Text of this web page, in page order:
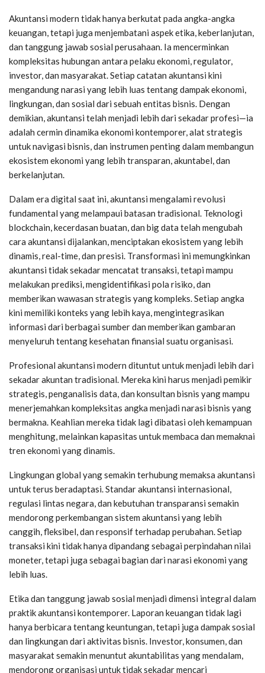
Akuntansi modern tidak hanya berkutat pada angka-angka
keuangan, tetapi juga menjembatani aspek etika, keberlanjutan,
dan tanggung jawab sosial perusahaan. Ia mencerminkan
kompleksitas hubungan antara pelaku ekonomi, regulator,
investor, dan masyarakat. Setiap catatan akuntansi kini
mengandung narasi yang lebih luas tentang dampak ekonomi,
lingkungan, dan sosial dari sebuah entitas bisnis. Dengan
demikian, akuntansi telah menjadi lebih dari sekadar profesi—ia
adalah cermin dinamika ekonomi kontemporer, alat strategis
untuk navigasi bisnis, dan instrumen penting dalam membangun
ekosistem ekonomi yang lebih transparan, akuntabel, dan
berkelanjutan.
Dalam era digital saat ini, akuntansi mengalami revolusi
fundamental yang melampaui batasan tradisional. Teknologi
blockchain, kecerdasan buatan, dan big data telah mengubah
cara akuntansi dijalankan, menciptakan ekosistem yang lebih
dinamis, real-time, dan presisi. Transformasi ini memungkinkan
akuntansi tidak sekadar mencatat transaksi, tetapi mampu
melakukan prediksi, mengidentifikasi pola risiko, dan
memberikan wawasan strategis yang kompleks. Setiap angka
kini memiliki konteks yang lebih kaya, mengintegrasikan
informasi dari berbagai sumber dan memberikan gambaran
menyeluruh tentang kesehatan finansial suatu organisasi.
Profesional akuntansi modern dituntut untuk menjadi lebih dari
sekadar akuntan tradisional. Mereka kini harus menjadi pemikir
strategis, penganalisis data, dan konsultan bisnis yang mampu
menerjemahkan kompleksitas angka menjadi narasi bisnis yang
bermakna. Keahlian mereka tidak lagi dibatasi oleh kemampuan
menghitung, melainkan kapasitas untuk membaca dan memaknai
tren ekonomi yang dinamis.
Lingkungan global yang semakin terhubung memaksa akuntansi
untuk terus beradaptasi. Standar akuntansi internasional,
regulasi lintas negara, dan kebutuhan transparansi semakin
mendorong perkembangan sistem akuntansi yang lebih
canggih, fleksibel, dan responsif terhadap perubahan. Setiap
transaksi kini tidak hanya dipandang sebagai perpindahan nilai
moneter, tetapi juga sebagai bagian dari narasi ekonomi yang
lebih luas.
Etika dan tanggung jawab sosial menjadi dimensi integral dalam
praktik akuntansi kontemporer. Laporan keuangan tidak lagi
hanya berbicara tentang keuntungan, tetapi juga dampak sosial
dan lingkungan dari aktivitas bisnis. Investor, konsumen, dan
masyarakat semakin menuntut akuntabilitas yang mendalam,
mendorong organisasi untuk tidak sekadar mencari